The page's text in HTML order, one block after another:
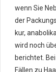
wenn Sie
der
kur,
wird noch
berichtet.
Fällen zu